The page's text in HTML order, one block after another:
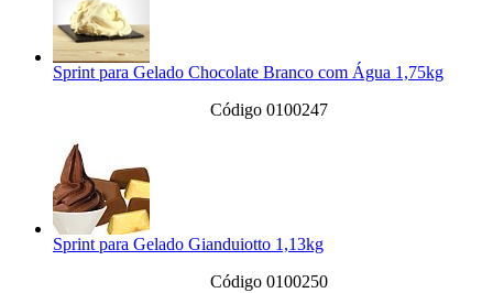
Sprint para Gelado Chocolate Branco com Água 1,75kg
Código 0100247
Sprint para Gelado Gianduiotto 1,13kg
Código 0100250